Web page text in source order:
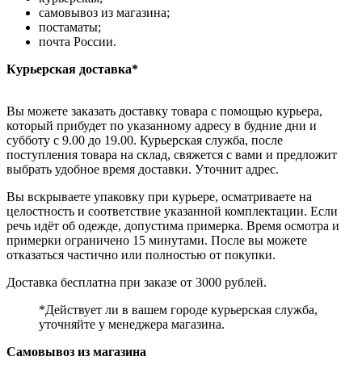
самовывоз из магазина;
постаматы;
почта России.
Курьерская доставка*
Вы можете заказать доставку товара с помощью курьера,
который прибудет по указанному адресу в будние дни и
субботу с 9.00 до 19.00. Курьерская служба, после
поступления товара на склад, свяжется с вами и предложит
выбрать удобное время доставки. Уточнит адрес.
Вы вскрываете упаковку при курьере, осматриваете на
целостность и соответствие указанной комплектации. Если
речь идёт об одежде, допустима примерка. Время осмотра и
примерки ограничено 15 минутами. После вы можете
отказаться частично или полностью от покупки.
Доставка бесплатна при заказе от 3000 рублей.
*Действует ли в вашем городе курьерская служба,
уточняйте у менеджера магазина.
Самовывоз из магазина